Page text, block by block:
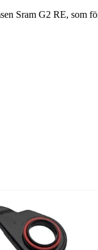
Sram G2 RE, som